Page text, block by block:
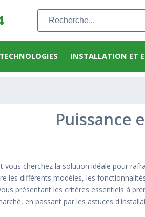
Puissance
vous cherchez la solution idéale pour
les différents modèles, les
présentant les critères essentiels à
en passant par les astuces
Rechercher
INSTALLATION ET